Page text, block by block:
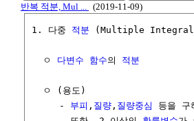
반복 적분, Mul ...
(2019-11-09)
1. 다중 적분 (Multiple
  ㅇ
다변수 함수의 적분
  ㅇ (용도)
     -
부피 , 질량 , 질량중심
등을 구